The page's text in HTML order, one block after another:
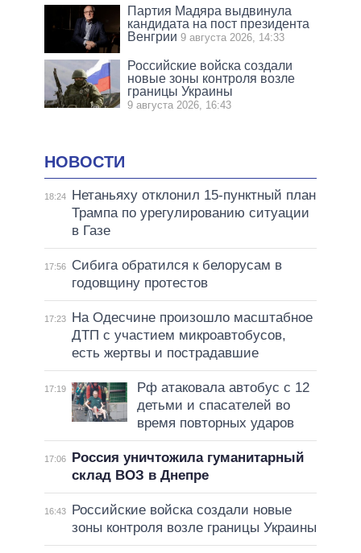
Партия Мадяра выдвинула
кандидата на пост президента
Венгрии 9 августа 2026, 14:33
Российские войска создали
новые зоны контроля возле
границы Украины
9 августа 2026, 16:43
НОВОСТИ
18:24
Нетаньяху отклонил 15-пунктный план
Трампа по урегулированию ситуации
в Газе
17:56
Сибига обратился к белорусам в
годовщину протестов
17:23
На Одесчине произошло масштабное
ДТП с участием микроавтобусов,
есть жертвы и пострадавшие
17:19
Рф атаковала автобус с 12
детьми и спасателей во
время повторных ударов
17:06
Россия уничтожила гуманитарный
склад ВОЗ в Днепре
16:43
Российские войска создали новые
зоны контроля возле границы Украины